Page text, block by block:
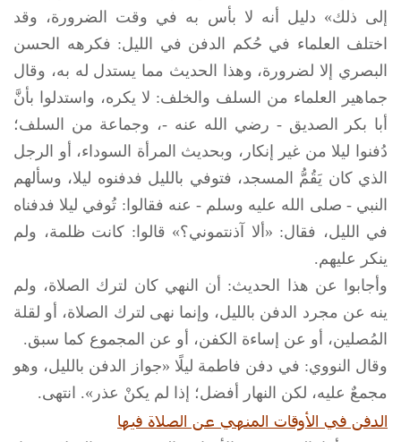
إلى ذلك» دليل أنه لا بأس به في وقت الضرورة، وقد
اختلف العلماء في حُكم الدفن في الليل: فكرهه الحسن
البصري إلا لضرورة، وهذا الحديث مما يستدل له به، وقال
جماهير العلماء من السلف والخلف: لا يكره، واستدلوا بأنَّ
أبا بكر الصديق - رضي الله عنه -، وجماعة من السلف؛
دُفنوا ليلا من غير إنكار، وبحديث المرأة السوداء، أو الرجل
الذي كان يَقُمُّ المسجد، فتوفي بالليل فدفنوه ليلا، وسألهم
النبي - صلى الله عليه وسلم- عنه فقالوا: تُوفي ليلا فدفناه
في الليل، فقال: «ألا آذنتموني؟» قالوا: كانت ظلمة، ولم
ينكر عليهم.
وأجابوا عن هذا الحديث: أن النهي كان لترك الصلاة، ولم
ينه عن مجرد الدفن بالليل، وإنما نهى لترك الصلاة، أو لقلة
المُصلين، أو عن إساءة الكفن، أو عن المجموع كما سبق.
وقال النووي: في دفن فاطمة ليلًا «جواز الدفن بالليل، وهو
مجمعٌ عليه، لكن النهار أفضل؛ إذا لم يكنْ عذر». انتهى.
الدفن في الأوقات المنهي عن الصلاة فيها